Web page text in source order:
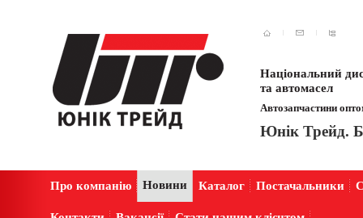
Національний
та автомасел
Автозапчастини
Юнік Трейд.
Про компанію Новини Каталог Постачальники